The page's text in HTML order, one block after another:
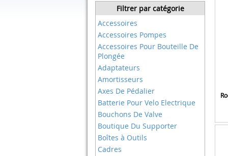
Bikeco
Binoster
Birzman
Broco
Buzifu
Camelbak
Cane Creek
Cannondale
Cecotec
Cheng Bag
Chris King
Cinelli
Confozen
Filtrer par catégorie
Accessoires
Accessoires Pompes
Accessoires Pour Bouteille De
Plongée
Adaptateurs
Amortisseurs
Axes De Pédalier
Batterie Pour Velo Electrique
Bouchons De Valve
Boutique Du Supporter
Boîtes à Outils
Cadres